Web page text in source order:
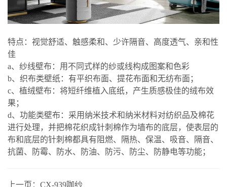
特点：视觉舒适、触感柔和、少许隔音、高度透气、亲和性
佳
a、纱线壁布：用不同式样的纱或线构成图案和色彩
b、织布类壁纸：有平织布面、提花布面和无纺布面；
c、植绒壁布：将短纤维植入底纸，产生质感极佳的绒布效
果；
d、功能类壁布：采用纳米技术和纳米材料对纺织品及棉花
进行处理，并把棉花织成针刺棉作为墙布的底层，使表层的
布和底层的针刺棉都具有阻燃、隔热、保温、吸音、隔音、
抗菌、防霉、防水、防油、防污、防尘、防静电等功能；
上一页： CX-939咖纱